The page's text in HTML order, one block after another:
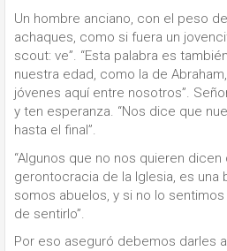
Un hombre anciano, con el peso
achaques, como si fuera un
scout: ve”. “Esta palabra es
nuestra edad, como la de
jóvenes aquí entre nosotros”.
y ten esperanza. “Nos dice que
hasta el final”.
“Algunos que no nos quieren
gerontocracia de la Iglesia, es una
somos abuelos, y si no lo
de sentirlo”.
Por eso aseguró debemos darles